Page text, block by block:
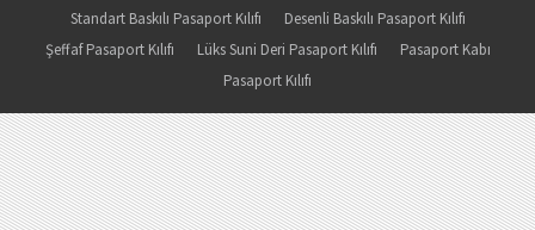
Standart Baskılı Pasaport Kılıfı
Desenli Baskılı Pasaport Kılıfı
Şeffaf Pasaport Kılıfı
Lüks Suni Deri Pasaport Kılıfı
Pasaport Kabı
Pasaport Kılıfı